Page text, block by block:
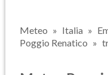
Meteo Italia
Poggio Renatico